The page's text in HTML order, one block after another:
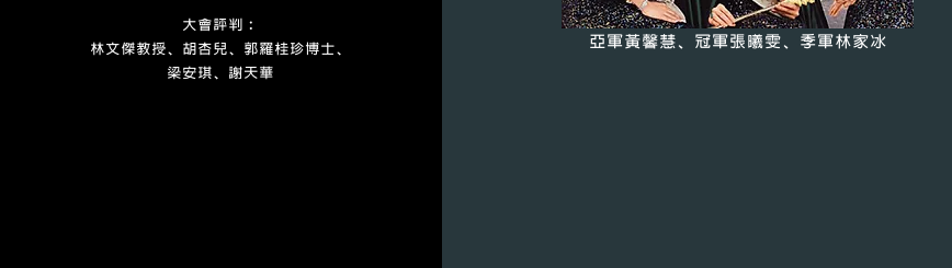
大會評判﹕
林文傑教授、胡杏兒、郭羅桂珍博士、
梁安琪、謝天華
亞軍黃馨慧、冠軍張曦雯、季軍林家冰